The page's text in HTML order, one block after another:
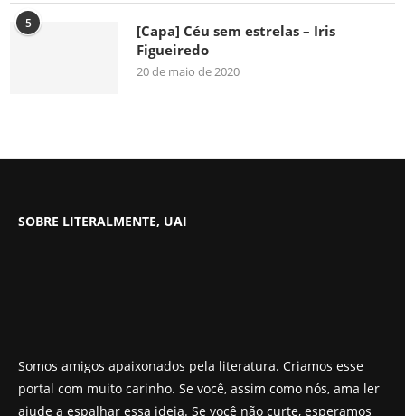
5
[Capa] Céu sem estrelas – Iris
Figueiredo
20 de maio de 2020
SOBRE LITERALMENTE, UAI
Somos amigos apaixonados pela literatura. Criamos esse
portal com muito carinho. Se você, assim como nós, ama ler
ajude a espalhar essa ideia. Se você não curte, esperamos